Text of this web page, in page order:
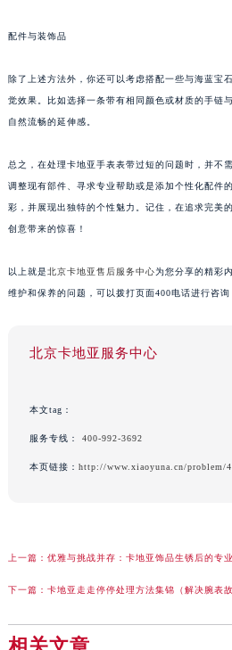
配件与装饰品
除了上述方法外，你还可以考虑搭配一些与海蓝宝
觉效果。比如选择一条带有相同颜色或材质的手链
自然流畅的延伸感。
总之，在处理卡地亚手表表带过短的问题时，并不
调整现有部件、寻求专业帮助或是添加个性化配件
彩，并展现出独特的个性魅力。记住，在追求完美
创意带来的惊喜！
以上就是北京卡地亚售后服务中心为您分享的精彩
维护和保养的问题，可以拨打页面400电话进行咨询
北京卡地亚服务中心
本文tag：
服务专线： 400-992-3692
本页链接： http://www.xiaoyuna.cn/problem/
上一篇： 优雅与挑战并存：卡地亚饰品生锈后的专
下一篇： 卡地亚走走停停处理方法集锦（解决腕表